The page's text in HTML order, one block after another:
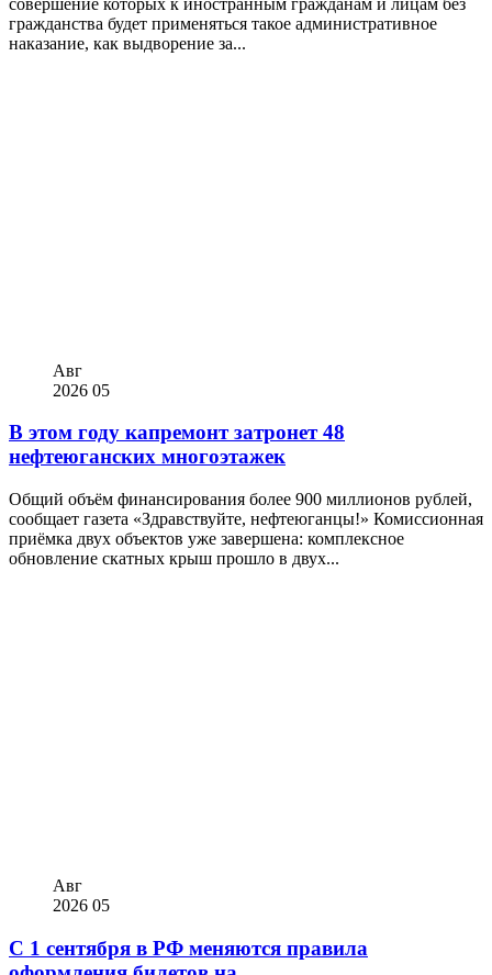
гражданства будет применяться такое административное
наказание, как выдворение за...
Авг
2026 05
В этом году капремонт затронет 48
нефтеюганских многоэтажек
Общий объём финансирования более 900 миллионов рублей,
сообщает газета «Здравствуйте, нефтеюганцы!» Комиссионная
приёмка двух объектов уже завершена: комплексное
обновление скатных крыш прошло в двух...
Авг
2026 05
С 1 сентября в РФ меняются правила